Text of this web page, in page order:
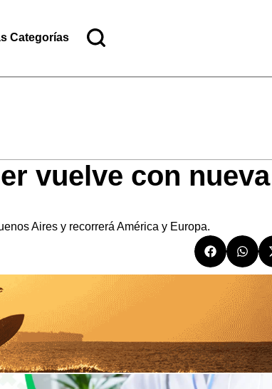
Categorías
vuelve con nueva
Aires y recorrerá América y Europa.